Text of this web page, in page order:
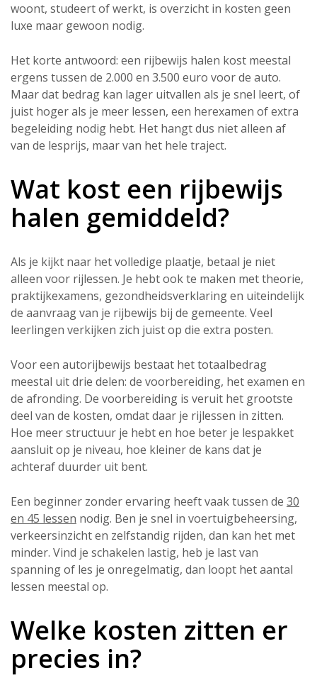
woont, studeert of werkt, is overzicht in kosten geen
luxe maar gewoon nodig.
Het korte antwoord: een rijbewijs halen kost meestal
ergens tussen de 2.000 en 3.500 euro voor de auto.
Maar dat bedrag kan lager uitvallen als je snel leert, of
juist hoger als je meer lessen, een herexamen of extra
begeleiding nodig hebt. Het hangt dus niet alleen af
van de lesprijs, maar van het hele traject.
Wat kost een rijbewijs
halen gemiddeld?
Als je kijkt naar het volledige plaatje, betaal je niet
alleen voor rijlessen. Je hebt ook te maken met theorie,
praktijkexamens, gezondheidsverklaring en uiteindelijk
de aanvraag van je rijbewijs bij de gemeente. Veel
leerlingen verkijken zich juist op die extra posten.
Voor een autorijbewijs bestaat het totaalbedrag
meestal uit drie delen: de voorbereiding, het examen en
de afronding. De voorbereiding is veruit het grootste
deel van de kosten, omdat daar je rijlessen in zitten.
Hoe meer structuur je hebt en hoe beter je lespakket
aansluit op je niveau, hoe kleiner de kans dat je
achteraf duurder uit bent.
Een beginner zonder ervaring heeft vaak tussen de 30
en 45 lessen nodig. Ben je snel in voertuigbeheersing,
verkeersinzicht en zelfstandig rijden, dan kan het met
minder. Vind je schakelen lastig, heb je last van
spanning of les je onregelmatig, dan loopt het aantal
lessen meestal op.
Welke kosten zitten er
precies in?